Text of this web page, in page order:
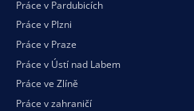
Práce v Pardubicích
Práce v Plzni
Práce v Praze
Práce v Ústí nad Labem
Práce ve Zlíně
Práce v zahraničí